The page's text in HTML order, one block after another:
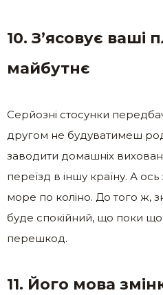
10. З’ясовує ваші
майбутнє
Серйозні стосунки
другом не будуватимеш
заводити домашніх
переїзд в іншу країну. А
море по коліно. До того ж,
буде спокійний, що поки що
перешкод.
11. Його мова